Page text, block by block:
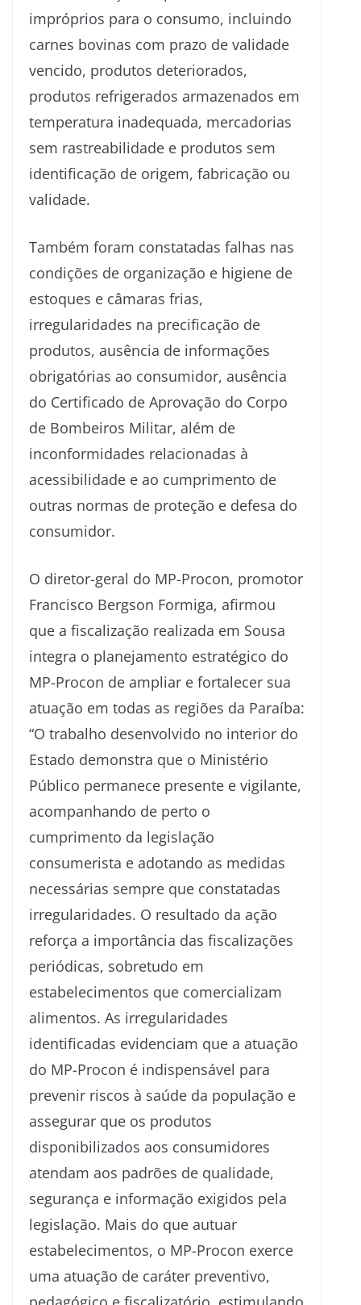
impróprios para o consumo, incluindo
carnes bovinas com prazo de validade
vencido, produtos deteriorados,
produtos refrigerados armazenados em
temperatura inadequada, mercadorias
sem rastreabilidade e produtos sem
identificação de origem, fabricação ou
validade.
Também foram constatadas falhas nas
condições de organização e higiene de
estoques e câmaras frias,
irregularidades na precificação de
produtos, ausência de informações
obrigatórias ao consumidor, ausência
do Certificado de Aprovação do Corpo
de Bombeiros Militar, além de
inconformidades relacionadas à
acessibilidade e ao cumprimento de
outras normas de proteção e defesa do
consumidor.
O diretor-geral do MP-Procon, promotor
Francisco Bergson Formiga, afirmou
que a fiscalização realizada em Sousa
integra o planejamento estratégico do
MP-Procon de ampliar e fortalecer sua
atuação em todas as regiões da Paraíba:
“O trabalho desenvolvido no interior do
Estado demonstra que o Ministério
Público permanece presente e vigilante,
acompanhando de perto o
cumprimento da legislação
consumerista e adotando as medidas
necessárias sempre que constatadas
irregularidades. O resultado da ação
reforça a importância das fiscalizações
periódicas, sobretudo em
estabelecimentos que comercializam
alimentos. As irregularidades
identificadas evidenciam que a atuação
do MP-Procon é indispensável para
prevenir riscos à saúde da população e
assegurar que os produtos
disponibilizados aos consumidores
atendam aos padrões de qualidade,
segurança e informação exigidos pela
legislação. Mais do que autuar
estabelecimentos, o MP-Procon exerce
uma atuação de caráter preventivo,